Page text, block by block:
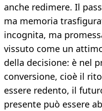
anche redimere. Il
ma memoria
incognita, ma
vissuto come un
della decisione: è nel
conversione, cioè il
essere redento, il
presente può essere